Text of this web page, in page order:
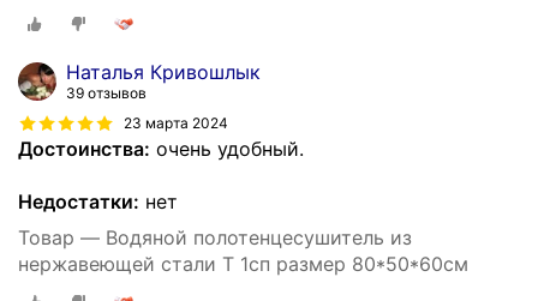
Наталья Кривошлык
39 отзывов
23 марта 2024
Достоинства: очень удобный.
Недостатки: нет
Товар — Водяной полотенцесушитель из
нержавеющей стали T 1сп размер 80*50*60см